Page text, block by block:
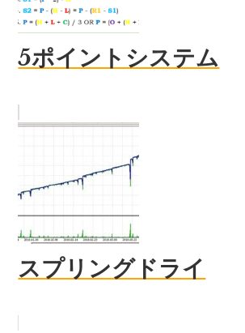
5ポイントシステム
スプリングドライ